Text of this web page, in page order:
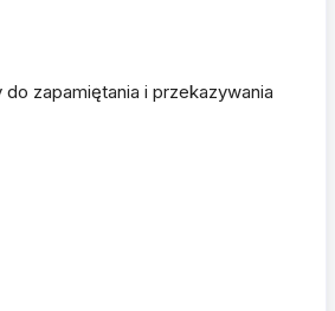
zapamiętania i przekazywania